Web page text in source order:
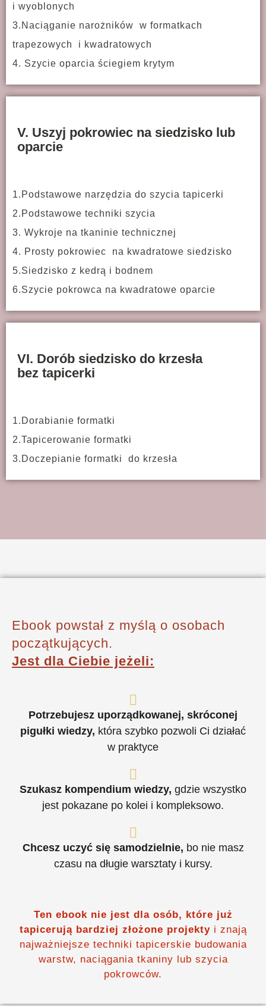
i wyoblonych
3.Naciąganie narożników w formatkach
trapezowych i kwadratowych
4. Szycie oparcia ściegiem krytym
V. Uszyj pokrowiec na siedzisko lub
oparcie
1.Podstawowe narzędzia do szycia tapicerki
2.Podstawowe techniki szycia
3. Wykroje na tkaninie technicznej
4. Prosty pokrowiec na kwadratowe siedzisko
5.Siedzisko z kedrą i bodnem
6.Szycie pokrowca na kwadratowe oparcie
VI. Dorób siedzisko do krzesła
bez tapicerki
1.Dorabianie formatki
2.Tapicerowanie formatki
3.Doczepianie formatki do krzesła
Ebook powstał z myślą o osobach
początkujących.
Jest dla Ciebie jeżeli:
Potrzebujesz uporządkowanej, skróconej
pigułki wiedzy, która szybko pozwoli Ci działać
w praktyce
Szukasz kompendium wiedzy, gdzie wszystko
jest pokazane po kolei i kompleksowo.
Chcesz uczyć się samodzielnie, bo nie masz
czasu na długie warsztaty i kursy.
Ten ebook nie jest dla osób, które już
tapicerująbardziej złożone projektyi znają
najważniejsze techniki tapicerskie budowania
warstw, naciągania tkaniny lub szycia
pokrowców.